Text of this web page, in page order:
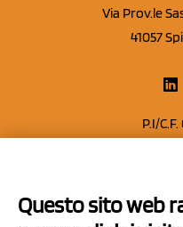
Via Prov.le
41057
P.I/
Capitale
Questo sito web